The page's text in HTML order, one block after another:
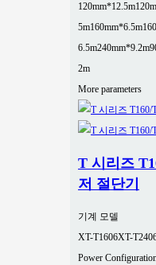
120mm*12.5m
5m160mm*6.5m
6.5m240mm*9.2m
2m
More parameters
T 시리즈
저 절단기
기계 모델
XT-T1606XT-
Power